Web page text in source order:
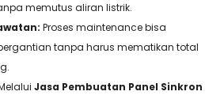
memutus aliran listrik.
Proses maintenance bisa
tanpa harus mematikan total
Jasa Pembuatan Panel Sinkron